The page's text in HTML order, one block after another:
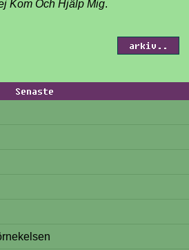
Senaste
Kom Och Hjälp Mig.
arkiv..